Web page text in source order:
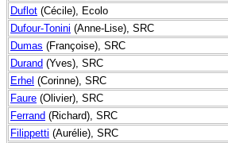
Duflot (Cécile), Ecolo
Dufour-Tonini (Anne-Lise), SRC
Dumas (Françoise), SRC
Durand (Yves), SRC
Erhel (Corinne), SRC
Faure (Olivier), SRC
Ferrand (Richard), SRC
Filippetti (Aurélie), SRC